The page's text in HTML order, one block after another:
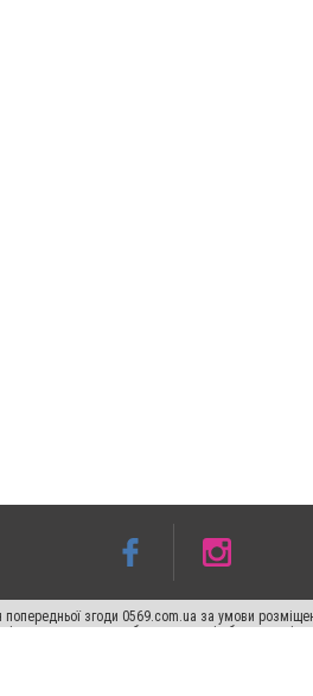
згоди 0569.com.ua за умови
не нижче другого абзацу в тексті або в